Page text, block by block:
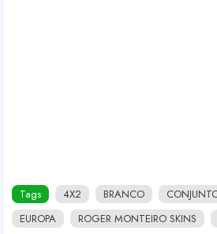
Tags 4X2 BRANCO
EUROPA
ROGER MONTEIRO SKINS